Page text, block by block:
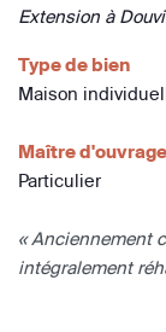
Extension à
Type de bien
Maison
Maître d'ouvrage
Particulier
« Anciennement
intégralement